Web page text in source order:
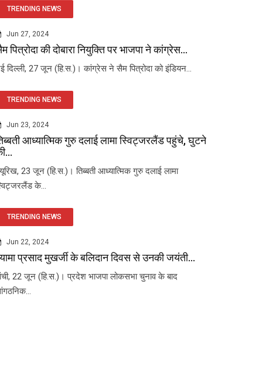
TRENDING NEWS
Jun 27, 2024
पित्रोदा की दोबारा नियुक्ति पर भाजपा ने कांग्रेस...
दिल्ली, 27 जून (हि.स.)। कांग्रेस ने सैम पित्रोदा को इंडियन...
TRENDING NEWS
Jun 23, 2024
आध्यात्मिक गुरु दलाई लामा स्विट्जरलैंड पहुंचे, घुटने
23 जून (हि.स.)। तिब्बती आध्यात्मिक गुरु दलाई लामा
के...
TRENDING NEWS
Jun 22, 2024
प्रसाद मुखर्जी के बलिदान दिवस से उनकी जयंती...
22 जून (हि.स.)। प्रदेश भाजपा लोकसभा चुनाव के बाद